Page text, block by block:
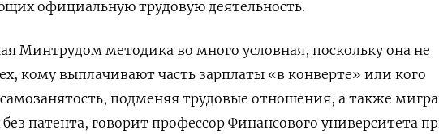
официальную трудовую деятельность.
Минтрудом методика во много условная, поскольку она не
кому выплачивают часть зарплаты «в конверте» или кого
подменяя трудовые отношения, а также
патента, говорит профессор Финансового университета